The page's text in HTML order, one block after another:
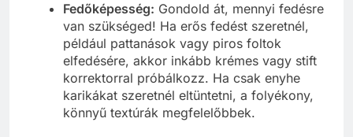
Fedőképesség: Gondold át, mennyi fedésre
van szükséged! Ha erős fedést szeretnél,
például pattanások vagy piros foltok
elfedésére, akkor inkább krémes vagy stift
korrektorral próbálkozz. Ha csak enyhe
karikákat szeretnél eltüntetni, a folyékony,
könnyű textúrák megfelelőbbek.